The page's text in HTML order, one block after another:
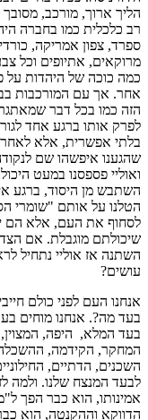
הליך ארוך, מורכב, מסובך
רב כלכלית כמו בחברה
ספרד, צפון אמריקה,
מרוקאים, אתיופים וכל
כמה כוכה של היהדות על
אחר. אך עם המורכבות
הזה כמו בכל דבר שמאתגר
לפרק אותו ברגע אחד
בלתי אפשרית, אלא
שהגענו איפשהו שם
ואוליי פספסנו במעט
השתבש מן היסוד, ברגע
הטלנו על אותם "שומרי
לסחוף את העם, אלא הם
שיכולתם מוגבלת. אם
השתנה אז אוליי נתחיל
עושים?
אנחנו העם לפני כולם
בעד מה?. אנחנו מוחים
בעד המלא, היפה, המצוין,
המחקר, הקידמה,
השכנים, הדתיים,
לבעד המנצח שלנו. ולמה
אמינותו, הוא כבר הפך
הדווקא וההקנטה, הוא